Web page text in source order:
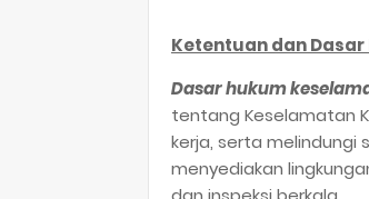
Ketentuan dan Dasar
Dasar hukum
tentang Keselamatan
kerja, serta melindungi
menyediakan